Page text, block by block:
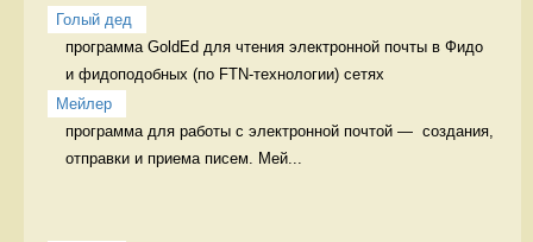
Голый дед
программа GoldEd для чтения электронной почты в Фидо
и фидоподобных (по FTN-технологии) сетях
Мейлер
программа для работы с электронной почтой —  создания,
отправки и приема писем. Мей...